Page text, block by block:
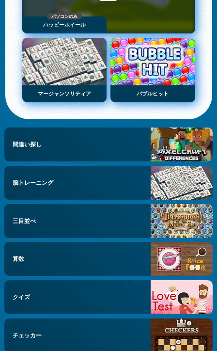
パソコンのみ
ハッピーホイール
マージャンソリティア バブルヒット
間違い探し
脳トレーニング
三目並べ
算数
クイズ
チェッカー